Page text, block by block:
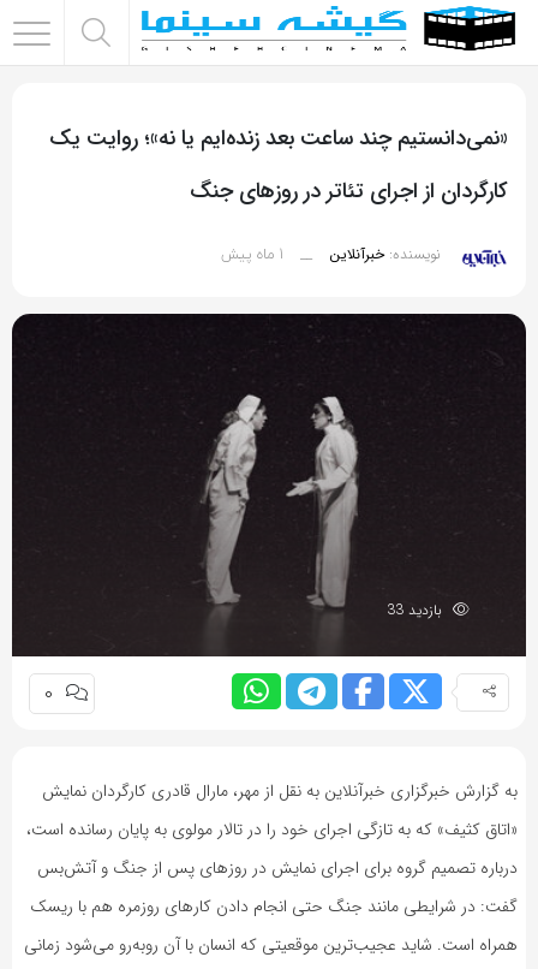
اشتراک
گذاری
با
استفاده
روش‌های
می‌توانید
بگذارید.
کپی
لینک
«نمی‌دانستیم چند ساعت بعد زنده‌ایم یا نه»؛ روایت یک
کارگردان از اجرای تئاتر در روزهای جنگ
نویسنده:خبرآنلاین __ 1 ماه پیش
بازدید 33
0
به گزارش خبرگزاری خبرآنلاین به نقل از مهر، مارال قادری کارگردان نمایش
«اتاق کثیف» که به تازگی اجرای خود را در تالار مولوی به پایان رسانده است،
درباره تصمیم گروه برای اجرای نمایش در روزهای پس از جنگ و آتش‌بس
گفت: در شرایطی مانند جنگ حتی انجام دادن کارهای روزمره هم با ریسک
همراه است. شاید عجیب‌ترین موقعیتی که انسان با آن روبه‌رو می‌شود زمانی